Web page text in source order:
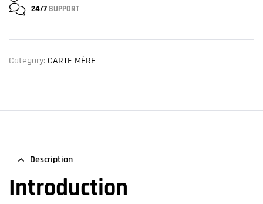
24/7SUPPORT
Category: CARTE MÈRE
Description
Introduction